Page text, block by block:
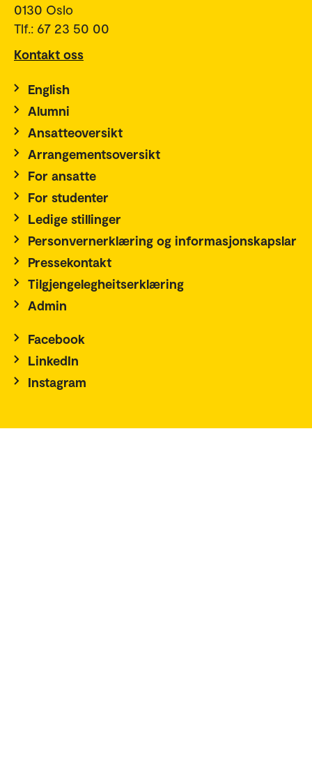
0130 Oslo
Tlf.: 67 23 50 00
Kontakt oss
English
Alumni
Ansatteoversikt
Arrangementsoversikt
For ansatte
For studenter
Ledige stillinger
Personvernerklæring og informasjonskapslar
Pressekontakt
Tilgjengelegheitserklæring
Admin
Facebook
LinkedIn
Instagram